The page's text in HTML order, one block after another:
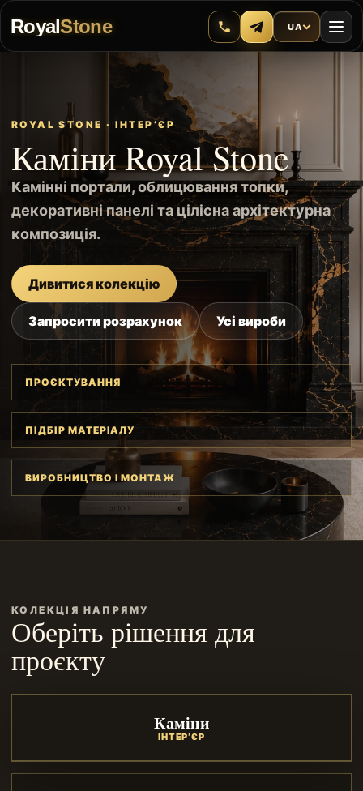
RoyalStone UA
ROYAL STONE · ІНТЕР’ЄР
Каміни Royal Stone
Камінні портали, облицювання топки,
декоративні панелі та цілісна архітектурна
композиція.
Дивитися колекцію
Запросити розрахунок Усі вироби
ПРОЄКТУВАННЯ
ПІДБІР МАТЕРІАЛУ
ВИРОБНИЦТВО І МОНТАЖ
КОЛЕКЦІЯ НАПРЯМУ
Оберіть рішення для
проєкту
Каміни
ІНТЕР’ЄР